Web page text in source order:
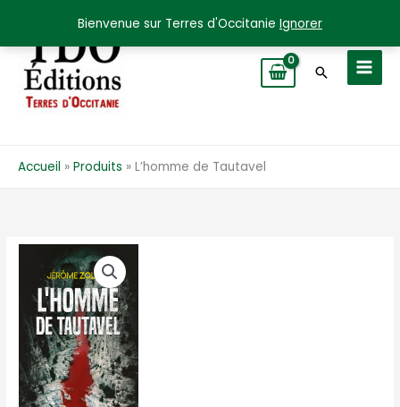
Bienvenue sur Terres d'Occitanie Ignorer
contenu
Accueil Produits L’homme de Tautavel